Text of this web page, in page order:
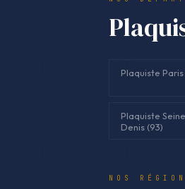
Plaquiste Paris
Plaquiste
Denis (93)
NOS